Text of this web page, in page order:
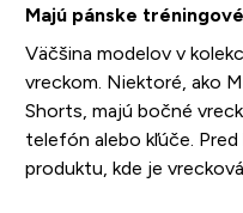
Majú pánske
Väčšina modelov v
vreckom. Niektoré, ako
Shorts, majú bočné
telefón alebo kľúče.
produktu, kde je